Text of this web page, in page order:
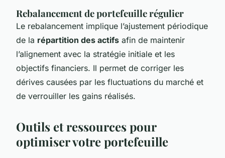
Rebalancement de portefeuille régulier
Le rebalancement implique l’ajustement périodique
de la répartition des actifs afin de maintenir
l’alignement avec la stratégie initiale et les
objectifs financiers. Il permet de corriger les
dérives causées par les fluctuations du marché et
de verrouiller les gains réalisés.
Outils et ressources pour
optimiser votre portefeuille